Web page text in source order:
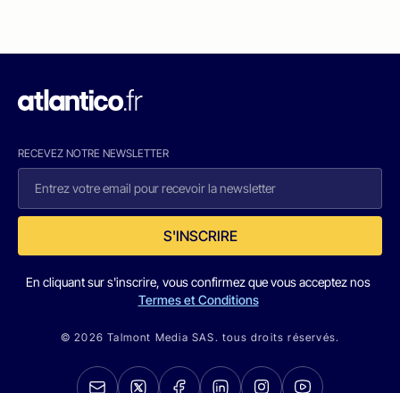
RECEVEZ NOTRE NEWSLETTER
S'INSCRIRE
En cliquant sur s'inscrire, vous confirmez que vous acceptez nos
Termes et Conditions
© 2026 Talmont Media SAS. tous droits réservés.